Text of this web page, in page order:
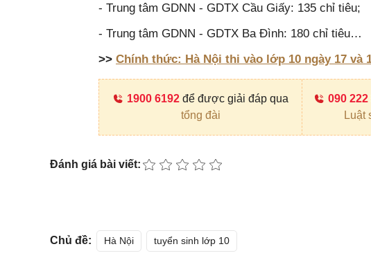
- Trung tâm GDNN - GDTX Cầu Giấy: 135 chỉ tiêu;
- Trung tâm GDNN - GDTX Ba Đình: 180 chỉ tiêu…
>> Chính thức: Hà Nội thi vào lớp 10 ngày 17 và
1900 6192 để được giải đáp qua
tổng đài
090 222
Luật
Đánh giá bài viết:
Chủ đề: Hà Nội tuyển sinh lớp 10